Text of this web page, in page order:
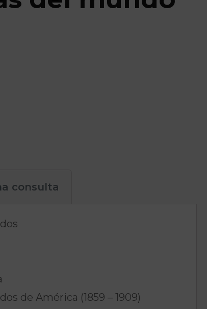
consulta
de América (1859 – 1909)